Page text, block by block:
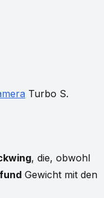
Turbo S.
, die, obwohl
Gewicht mit den